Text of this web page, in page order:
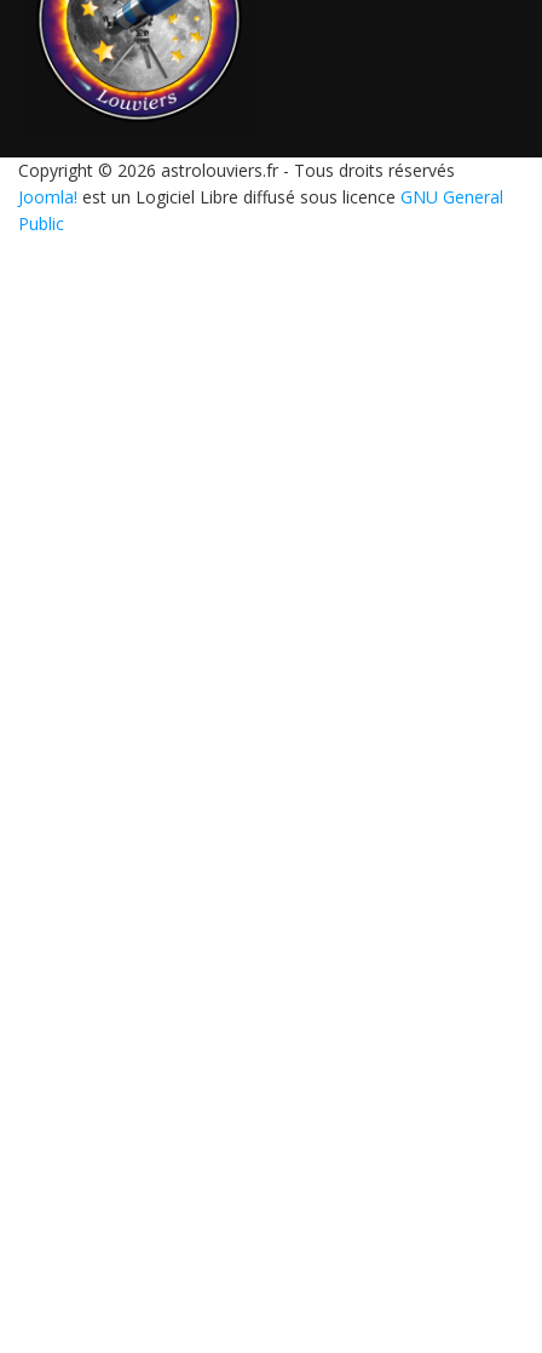
Copyright © 2026 astrolouviers.fr - Tous droits réservés
Joomla! est un Logiciel Libre diffusé sous licence GNU General
Public